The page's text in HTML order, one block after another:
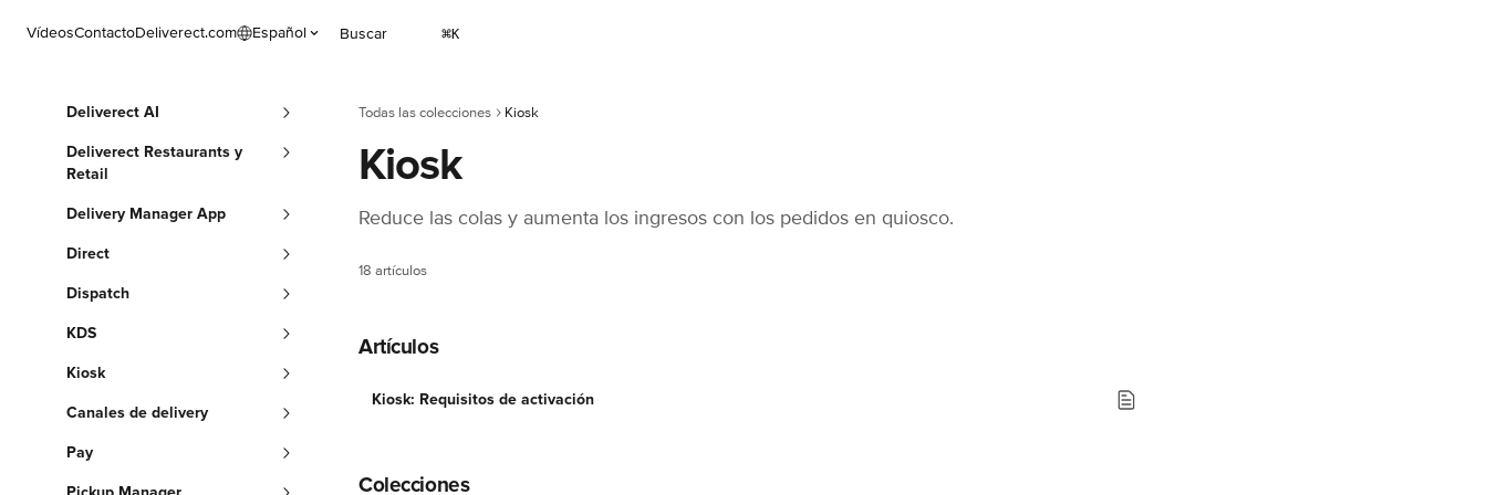
VídeosContactoDeliverect.com Español Buscar ⌘K
Deliverect AI
Deliverect Restaurants y
Retail
Delivery Manager App
Direct
Dispatch
KDS
Kiosk
Canales de delivery
Pay
Todas las colecciones Kiosk
Kiosk
Reduce las colas y aumenta los ingresos con los pedidos en quiosco.
18 artículos
Artículos
Kiosk: Requisitos de activación
Colecciones